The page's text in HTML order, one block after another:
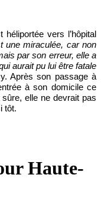
vers l’hôpital
une miraculée, car non
par son erreur, elle a
aurait pu lui être fatale
Après son passage à
à son domicile ce
elle ne devrait pas
tôt.
Haute-